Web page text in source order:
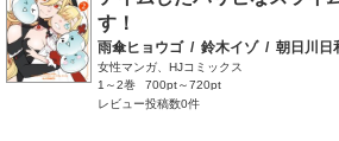
す！
雨傘ヒョウゴ / 鈴木イゾ / 朝日川日
女性マンガ、HJコミックス
1～2巻
700pt～720pt
レビュー投稿数0件